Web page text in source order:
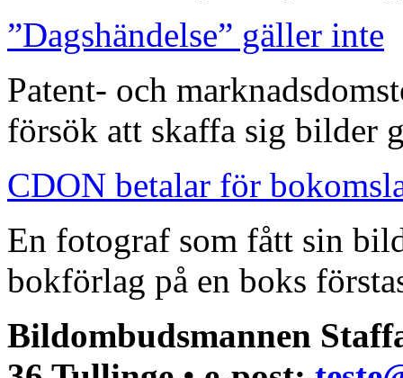
”Dagshändelse” gäller inte
Patent- och
försök att skaffa sig bilder
CDON betalar för
En fotograf som fått sin
bokförlag på en boks
Bildombudsmannen